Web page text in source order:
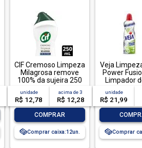
CIF Cremoso Limpeza
Milagrosa remove
100% da sujeira 250
ml
unidade
R$ 12,78
acima de3
R$ 12,28
COMPRAR
Comprar caixa:12
Veja
Power
Limpador
950ml
unidade
R$ 21,99
Comprar